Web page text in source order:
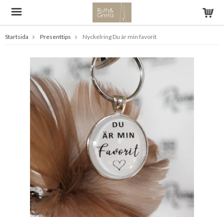
Startsida Presenttips Nyckelring Du är min favorit